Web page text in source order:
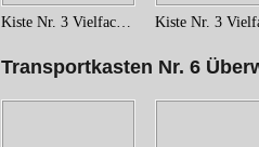
Transportkasten Nr. 6